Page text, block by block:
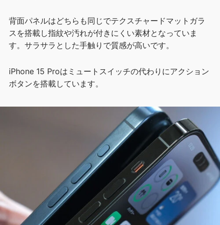
背面パネルはどちらも同じでテクスチャードマットガラ
スを搭載し指紋や汚れが付きにくい素材となっていま
す。サラサラとした手触りで質感が高いです。
iPhone 15 Proはミュートスイッチの代わりにアクション
ボタンを搭載しています。